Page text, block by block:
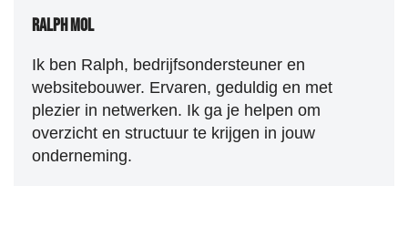
Ralph Mol
Ik ben Ralph, bedrijfsondersteuner en
websitebouwer. Ervaren, geduldig en met
plezier in netwerken. Ik ga je helpen om
overzicht en structuur te krijgen in jouw
onderneming.